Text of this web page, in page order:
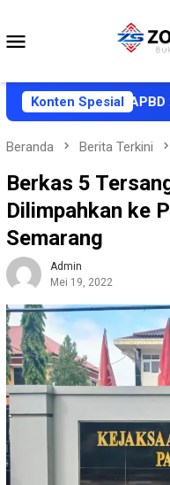
konten
Konten Spesial
KUA-PPAS APBD
Beranda Berita Terkini
Berkas 5
Dilimpahkan ke
Semarang
Admin
Mei 19, 2022